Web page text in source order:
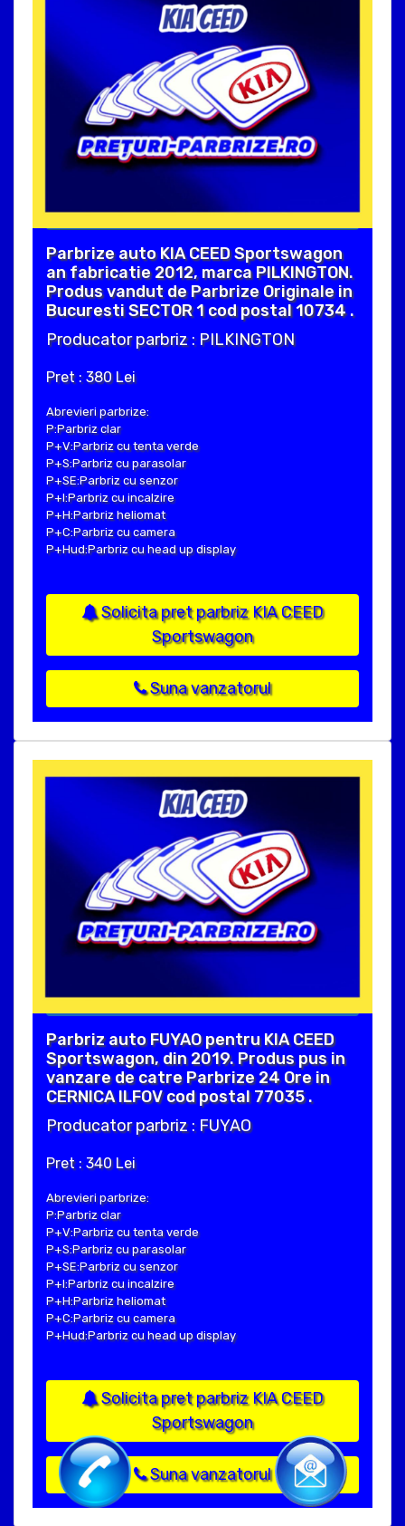
Parbrize auto KIA CEED Sportswagon
an fabricatie 2012, marca PILKINGTON.
Produs vandut de Parbrize Originale in
Bucuresti SECTOR 1 cod postal 10734 .
Producator parbriz : PILKINGTON
Pret : 380 Lei
Abrevieri parbrize:
P:Parbriz clar
P+V:Parbriz cu tenta verde
P+S:Parbriz cu parasolar
P+SE:Parbriz cu senzor
P+I:Parbriz cu incalzire
P+H:Parbriz heliomat
P+C:Parbriz cu camera
P+Hud:Parbriz cu head up display
Solicita pret parbriz KIA CEED
Sportswagon
Suna vanzatorul
Parbriz auto FUYAO pentru KIA CEED
Sportswagon, din 2019. Produs pus in
vanzare de catre Parbrize 24 Ore in
CERNICA ILFOV cod postal 77035 .
Producator parbriz : FUYAO
Pret : 340 Lei
Abrevieri parbrize:
P:Parbriz clar
P+V:Parbriz cu tenta verde
P+S:Parbriz cu parasolar
P+SE:Parbriz cu senzor
P+I:Parbriz cu incalzire
P+H:Parbriz heliomat
P+C:Parbriz cu camera
P+Hud:Parbriz cu head up display
Solicita pret parbriz KIA CEED
Sportswagon
Suna vanzatorul